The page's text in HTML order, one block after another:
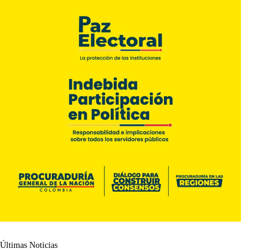
Últimas Noticias